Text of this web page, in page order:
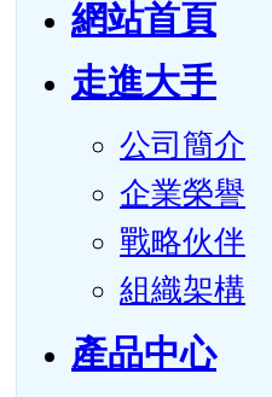
網站首頁
走進大手
公司簡介
企業榮譽
戰略伙伴
組織架構
產品中心